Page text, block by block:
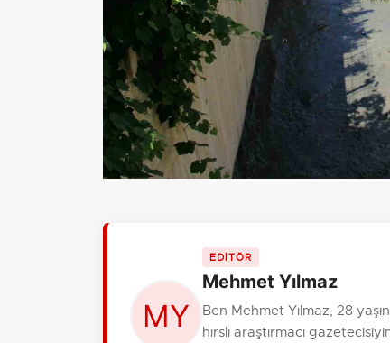
EDİTÖR
Mehmet Yılmaz
Ben Mehmet Yılmaz, 28
hırslı araştırmacı